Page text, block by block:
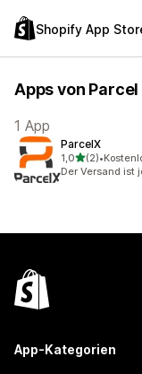
Shopify App
Apps von Parcel
1 App
ParcelX
1,0von 5 Sternen
(2)
2 Rezensionen
•
Der Versand ist
App-Kategorien